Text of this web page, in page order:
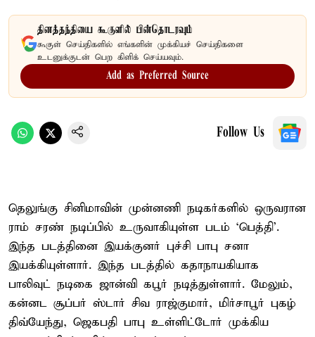
தினத்தந்தியை கூகுளில் பின்தொடரவும்
கூகுள் செய்திகளில் எங்களின் முக்கியச் செய்திகளை
உடனுக்குடன் பெற கிளிக் செய்யவும்.
Add as Preferred Source
Follow Us
தெலுங்கு சினிமாவின் முன்னணி நடிகர்களில் ஒருவரான
ராம் சரண் நடிப்பில் உருவாகியுள்ள படம் ‘பெத்தி’.
இந்த படத்தினை இயக்குனர் புச்சி பாபு சனா
இயக்கியுள்ளார். இந்த படத்தில் கதாநாயகியாக
பாலிவுட் நடிகை ஜான்வி கபூர் நடித்துள்ளார். மேலும்,
கன்னட சூப்பர் ஸ்டார் சிவ ராஜ்குமார், மிர்சாபூர் புகழ்
திவ்யேந்து, ஜெகபதி பாபு உள்ளிட்டோர் முக்கிய